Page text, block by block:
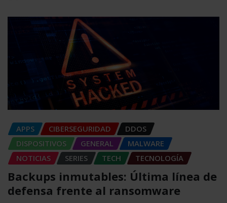
APPS CIBERSEGURIDAD
DDOS
DISPOSITIVOS
GENERAL
MALWARE
NOTICIAS
SERIES TECH TECNOLOGÍA
Backups inmutables: Última línea de
defensa frente al ransomware